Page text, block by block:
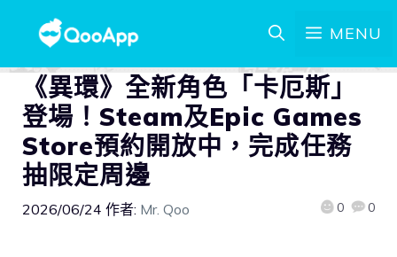
MENU
《異環》全新角色「卡厄斯」
登場！Steam及Epic Games
Store預約開放中，完成任務
抽限定周邊
2026/06/24 作者: Mr. Qoo 0 0